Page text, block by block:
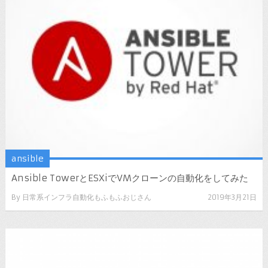
ansible
Ansible TowerとESXiでVMクローンの自動化をしてみた
By 日常系インフラ自動化もふもふおじさん 2019年3月21日